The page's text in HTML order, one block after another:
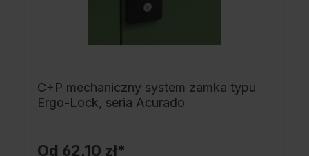
C+P mechaniczny system zamka typu
Ergo-Lock, seria Acurado
Od 62,10 zł*